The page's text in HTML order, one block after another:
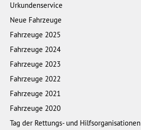
Urkundenservice
Neue Fahrzeuge
Fahrzeuge 2025
Fahrzeuge 2024
Fahrzeuge 2023
Fahrzeuge 2022
Fahrzeuge 2021
Fahrzeuge 2020
Tag der Rettungs- und Hilfsorganisationen